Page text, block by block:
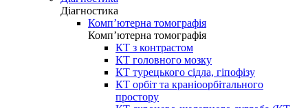
Діагностика
Комп’ютерна томографія
Комп’ютерна томографія
КТ з контрастом
КТ головного мозку
КТ турецького сідла, гіпофізу
КТ орбіт та краніоорбітального
простору